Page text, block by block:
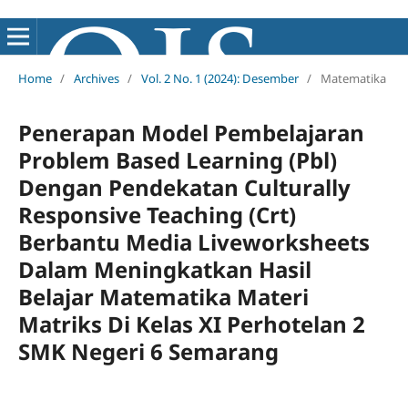
Home / Archives / Vol. 2 No. 1 (2024): Desember / Matematika
Penerapan Model Pembelajaran
Problem Based Learning (Pbl)
Dengan Pendekatan Culturally
Responsive Teaching (Crt)
Berbantu Media Liveworksheets
Dalam Meningkatkan Hasil
Belajar Matematika Materi
Matriks Di Kelas XI Perhotelan 2
SMK Negeri 6 Semarang